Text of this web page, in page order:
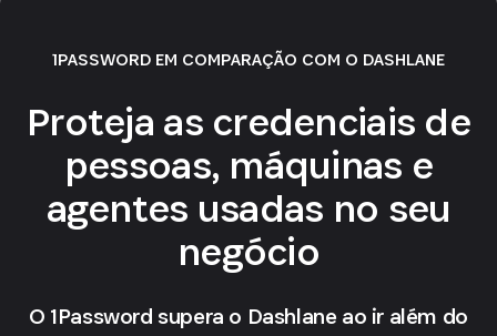
1PASSWORD EM COMPARAÇÃO COM O DASHLANE
Proteja as credenciais de
pessoas, máquinas e
agentes usadas no seu
negócio
O 1Password supera o Dashlane ao ir além do